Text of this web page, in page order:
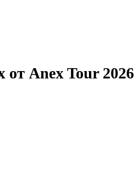
Anex Tour 2026